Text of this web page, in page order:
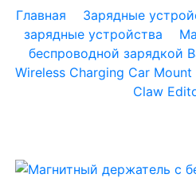
Главная Зарядные
зарядные устройства
беспроводной зарядкой
Wireless Charging Car
Claw